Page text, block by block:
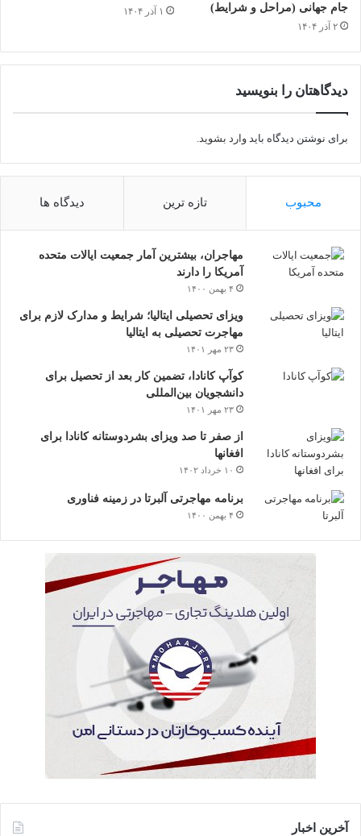
جام جهانی (مراحل و شرایط)
۲ آذر ۱۴۰۴
۱ آذر ۱۴۰۴
دیدگاهتان را بنویسید
برای نوشتن دیدگاه باید وارد بشوید.
محبوب تازه ترین دیدگاه ها
مهاجران، بیشترین آمار جمعیت ایالات متحده
آمریکا را دارند
۴ بهمن ۱۴۰۰
ویزای تحصیلی ایتالیا؛ شرایط و مدارک لازم برای
مهاجرت تحصیلی به ایتالیا
۲۳ مهر ۱۴۰۱
کوآپ کانادا، تضمین کار بعد از تحصیل برای
دانشجویان بین‌المللی
۲۳ مهر ۱۴۰۱
از صفر تا صد ویزای بشردوستانه کانادا برای
افغانها
۱۰ خرداد ۱۴۰۲
برنامه مهاجرتی آلبرتا در زمینه فناوری
۴ بهمن ۱۴۰۰
آخرین اخبار